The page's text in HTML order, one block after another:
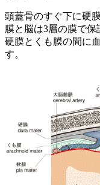
頭蓋骨のすぐ下に硬
膜と脳は3層の膜で保
硬膜とくも膜の間に
す。